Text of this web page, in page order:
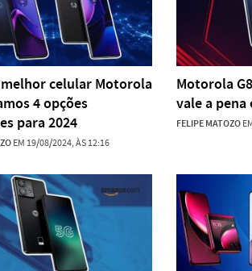
celular Motorola
4 opções
para 2024
EM 19/08/2024, ÀS 12:16
Motorola
vale a pena
FELIPE MATOZO